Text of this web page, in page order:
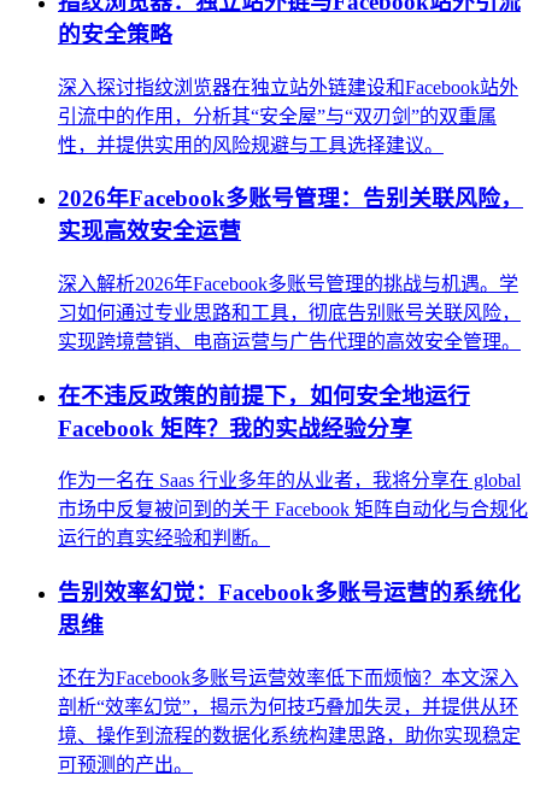
的安全策略
深入探讨指纹浏览器在独立站外链建设和Facebook站外
引流中的作用，分析其“安全屋”与“双刃剑”的双重属
性，并提供实用的风险规避与工具选择建议。
2026年Facebook多账号管理：告别关联风险，
实现高效安全运营
深入解析2026年Facebook多账号管理的挑战与机遇。学
习如何通过专业思路和工具，彻底告别账号关联风险，
实现跨境营销、电商运营与广告代理的高效安全管理。
在不违反政策的前提下，如何安全地运行
Facebook 矩阵？我的实战经验分享
作为一名在 Saas 行业多年的从业者，我将分享在 global
市场中反复被问到的关于 Facebook 矩阵自动化与合规化
运行的真实经验和判断。
告别效率幻觉：Facebook多账号运营的系统化
思维
还在为Facebook多账号运营效率低下而烦恼？本文深入
剖析“效率幻觉”，揭示为何技巧叠加失灵，并提供从环
境、操作到流程的数据化系统构建思路，助你实现稳定
可预测的产出。